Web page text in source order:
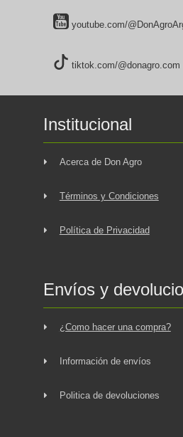
youtube.com/
tiktok.com/@donagro.com
Institucional
Acerca de Don Agro
Términos y Condiciones
Política de Privacidad
Envíos y
¿Como hacer una compra?
Información de envíos
Politica de devoluciones